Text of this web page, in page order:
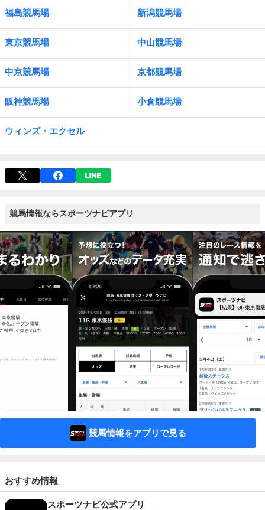
福島競馬場 新潟競馬場
東京競馬場 中山競馬場
中京競馬場 京都競馬場
阪神競馬場 小倉競馬場
ウィンズ・エクセル
競馬情報ならスポーツナビアプリ
競馬情報をアプリで見る
おすすめ情報
スポーツナビ公式アプリ